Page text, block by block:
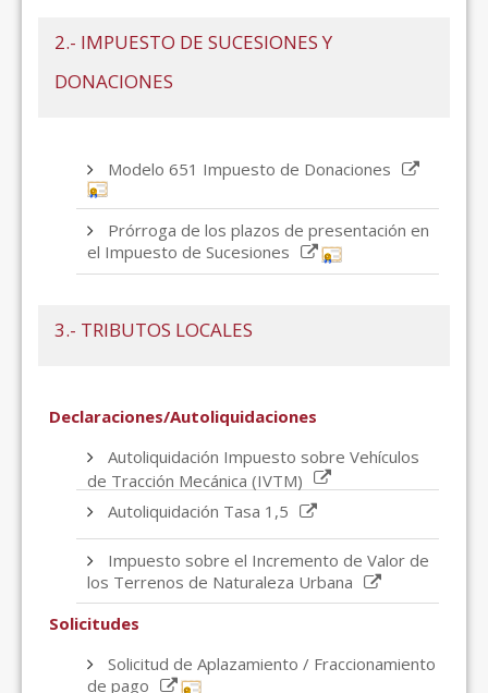
2.- IMPUESTO DE SUCESIONES Y
DONACIONES
Modelo 651 Impuesto de Donaciones
Prórroga de los plazos de presentación en
el Impuesto de Sucesiones
3.- TRIBUTOS LOCALES
Declaraciones/Autoliquidaciones
Autoliquidación Impuesto sobre Vehículos
de Tracción Mecánica (IVTM)
Autoliquidación Tasa 1,5
Impuesto sobre el Incremento de Valor de
los Terrenos de Naturaleza Urbana
Solicitudes
Solicitud de Aplazamiento / Fraccionamiento
de pago